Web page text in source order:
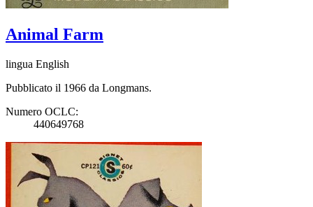
Animal Farm
lingua English
Pubblicato il 1966 da Longmans.
Numero OCLC:
440649768